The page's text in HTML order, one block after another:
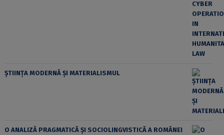
ȘTIINȚA MODERNĂ ȘI MATERIALISMUL
O ANALIZĂ PRAGMATICĂ ȘI SOCIOLINGVISTICĂ A ROMÂNEI